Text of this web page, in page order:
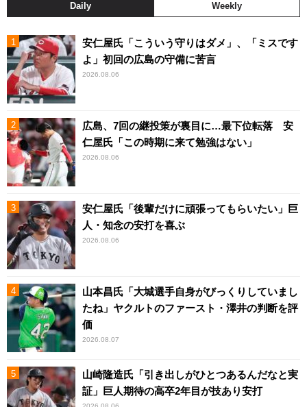
Daily Weekly
安仁屋氏「こういう守りはダメ」、「ミスです
よ」初回の広島の守備に苦言
2026.08.06
広島、7回の継投策が裏目に…最下位転落 安
仁屋氏「この時期に来て勉強はない」
2026.08.06
安仁屋氏「後輩だけに頑張ってもらいたい」巨
人・知念の安打を喜ぶ
2026.08.06
山本昌氏「大城選手自身がびっくりしていまし
たね」ヤクルトのファースト・澤井の判断を評
価
2026.08.07
山崎隆造氏「引き出しがひとつあるんだなと実
証」巨人期待の高卒2年目が技あり安打